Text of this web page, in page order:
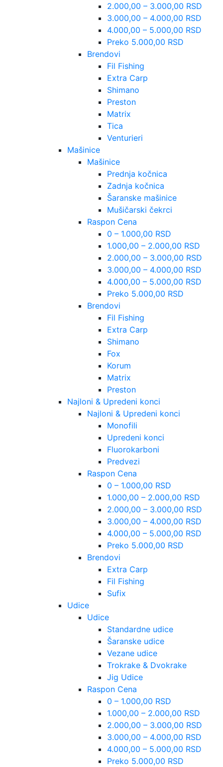
2.000,00 – 3.000,00 RSD
3.000,00 – 4.000,00 RSD
4.000,00 – 5.000,00 RSD
Preko 5.000,00 RSD
Brendovi
Fil Fishing
Extra Carp
Shimano
Preston
Matrix
Tica
Venturieri
Mašinice
Mašinice
Prednja kočnica
Zadnja kočnica
Šaranske mašinice
Mušičarski čekrci
Raspon Cena
0 – 1.000,00 RSD
1.000,00 – 2.000,00 RSD
2.000,00 – 3.000,00 RSD
3.000,00 – 4.000,00 RSD
4.000,00 – 5.000,00 RSD
Preko 5.000,00 RSD
Brendovi
Fil Fishing
Extra Carp
Shimano
Fox
Korum
Matrix
Preston
Najloni & Upredeni konci
Najloni & Upredeni konci
Monofili
Upredeni konci
Fluorokarboni
Predvezi
Raspon Cena
0 – 1.000,00 RSD
1.000,00 – 2.000,00 RSD
2.000,00 – 3.000,00 RSD
3.000,00 – 4.000,00 RSD
4.000,00 – 5.000,00 RSD
Preko 5.000,00 RSD
Brendovi
Extra Carp
Fil Fishing
Sufix
Udice
Udice
Standardne udice
Šaranske udice
Vezane udice
Trokrake & Dvokrake
Jig Udice
Raspon Cena
0 – 1.000,00 RSD
1.000,00 – 2.000,00 RSD
2.000,00 – 3.000,00 RSD
3.000,00 – 4.000,00 RSD
4.000,00 – 5.000,00 RSD
Preko 5.000,00 RSD